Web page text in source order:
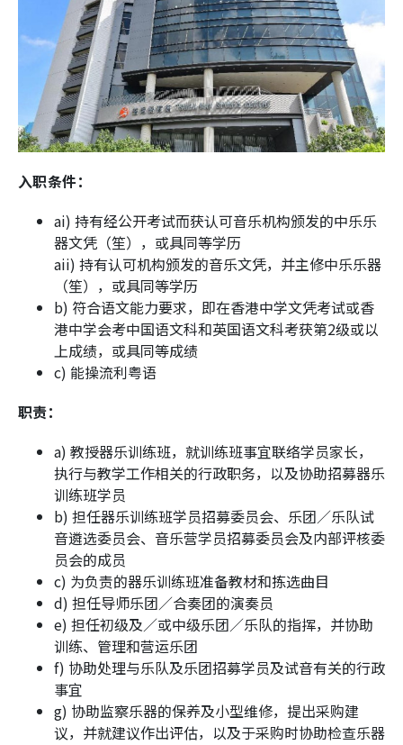
入职条件：
ai) 持有经公开考试而获认可音乐机构颁发的中乐乐
器文凭（笙），或具同等学历
aii) 持有认可机构颁发的音乐文凭，并主修中乐乐器
（笙），或具同等学历
b) 符合语文能力要求，即在香港中学文凭考试或香
港中学会考中国语文科和英国语文科考获第2级或以
上成绩，或具同等成绩
c) 能操流利粤语
职责：
a) 教授器乐训练班，就训练班事宜联络学员家长，
执行与教学工作相关的行政职务，以及协助招募器乐
训练班学员
b) 担任器乐训练班学员招募委员会、乐团／乐队试
音遴选委员会、音乐营学员招募委员会及内部评核委
员会的成员
c) 为负责的器乐训练班准备教材和拣选曲目
d) 担任导师乐团／合奏团的演奏员
e) 担任初级及／或中级乐团／乐队的指挥，并协助
训练、管理和营运乐团
f) 协助处理与乐队及乐团招募学员及试音有关的行政
事宜
g) 协助监察乐器的保养及小型维修，提出采购建
议，并就建议作出评估，以及于采购时协助检查乐器